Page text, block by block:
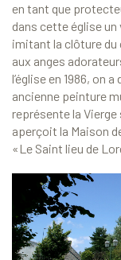
en tant que
dans cette église
imitant la clôture
aux anges
l’église en 1986, on
ancienne peinture
représente la Vierge
aperçoit la Maison
«Le Saint lieu de